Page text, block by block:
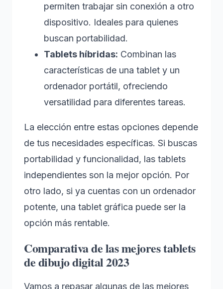
permiten trabajar sin conexión a otro
dispositivo. Ideales para quienes
buscan portabilidad.
Tablets híbridas: Combinan las
características de una tablet y un
ordenador portátil, ofreciendo
versatilidad para diferentes tareas.
La elección entre estas opciones depende
de tus necesidades específicas. Si buscas
portabilidad y funcionalidad, las tablets
independientes son la mejor opción. Por
otro lado, si ya cuentas con un ordenador
potente, una tablet gráfica puede ser la
opción más rentable.
Comparativa de las mejores tablets
de dibujo digital 2023
Vamos a repasar algunas de las mejores